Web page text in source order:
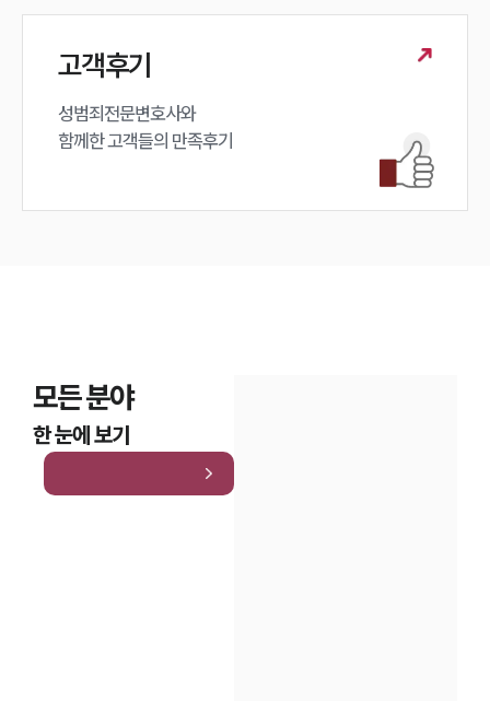
고객후기
성범죄전문변호사와
함께한 고객들의 만족후기
모든 분야
한 눈에 보기